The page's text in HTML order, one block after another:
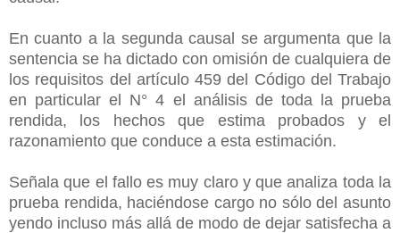
En cuanto a la segunda causal se argumenta que la
sentencia se ha dictado con omisión de cualquiera de
los requisitos del artículo 459 del Código del Trabajo
en particular el N° 4 el análisis de toda la prueba
rendida, los hechos que estima probados y el
razonamiento que conduce a esta estimación.
Señala que el fallo es muy claro y que analiza toda la
prueba rendida, haciéndose cargo no sólo del asunto
yendo incluso más allá de modo de dejar satisfecha a